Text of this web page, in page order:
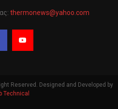
thermonews@yahoo.com
Reserved. Designed and Developed by
Technical